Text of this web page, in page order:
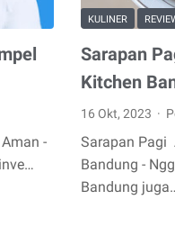
-
KULINER
Sarapan
Kitchen
16 Okt, 2023
Sarapan Pagi
Bandung -
Bandung